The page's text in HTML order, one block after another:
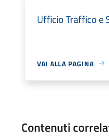
Ufficio Traffico e
VAI ALLA PAGINA
Contenuti